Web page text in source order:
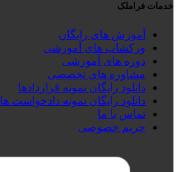
خدمات فراملک
آموزش های رایگان
ورکشاپ های آموزشی
دوره های آموزشی
مشاوره های تخصصی
دانلود رایگان نمونه قراردادها
دانلود رایگان نمونه دادخواست ها
تماس با ما
حریم خصوصی